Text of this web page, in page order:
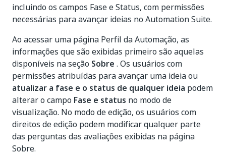
incluindo os campos Fase e Status, com permissões
necessárias para avançar ideias no Automation Suite.
Ao acessar uma página Perfil da Automação, as
informações que são exibidas primeiro são aquelas
disponíveis na seção Sobre . Os usuários com
permissões atribuídas para avançar uma ideia ou
atualizar a fase e o status de qualquer ideia podem
alterar o campo Fase e status no modo de
visualização. No modo de edição, os usuários com
direitos de edição podem modificar qualquer parte
das perguntas das avaliações exibidas na página
Sobre.